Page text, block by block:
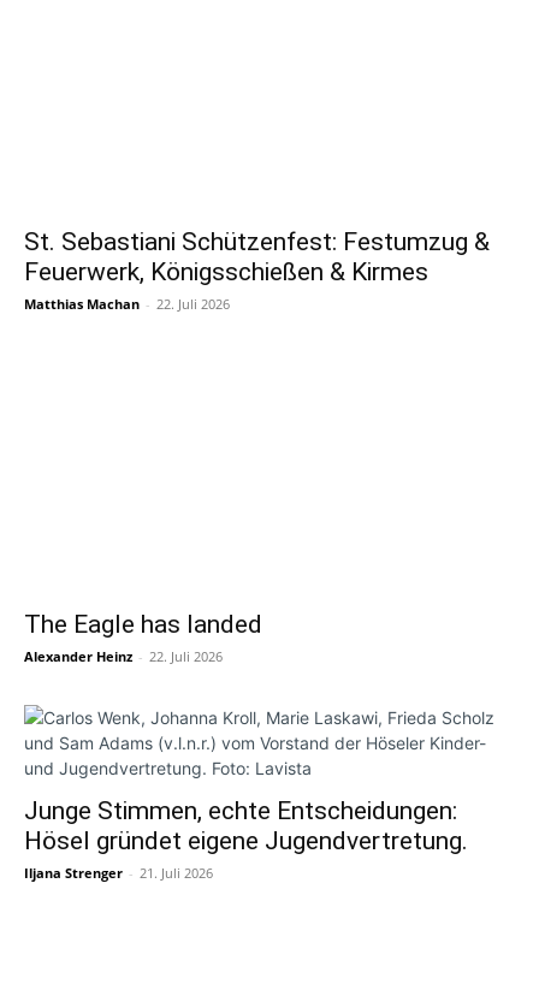
St. Sebastiani Schützenfest: Festumzug &
Feuerwerk, Königsschießen & Kirmes
Matthias Machan - 22. Juli 2026
The Eagle has landed
Alexander Heinz - 22. Juli 2026
Junge Stimmen, echte Entscheidungen:
Hösel gründet eigene Jugendvertretung.
Iljana Strenger - 21. Juli 2026